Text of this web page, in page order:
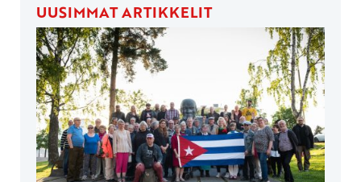
UUSIMMAT ARTIKKELIT